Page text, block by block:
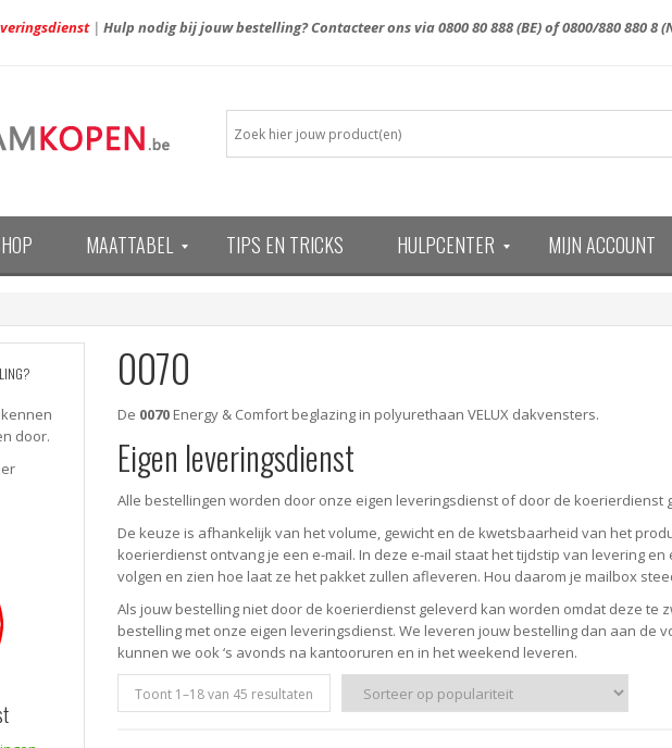
| Hulp nodig bij jouw bestelling? Contacteer ons via0800 80 888(BE) of0800/880 880 8
MAATTABEL TIPS EN TRICKS HULPCENTER MIJN ACCOUNT
door.
0070
De 0070 Energy & Comfort beglazing in polyurethaan VELUX dakvensters.
Eigen leveringsdienst
Alle bestellingen worden door onze eigen leveringsdienst of door de koerierdienst
De keuze is afhankelijk van het volume, gewicht en de kwetsbaarheid van het
koerierdienst ontvang je een e-mail. In deze e-mail staat het tijdstip van levering
volgen en zien hoe laat ze het pakket zullen afleveren. Hou daarom je mailbox
Als jouw bestelling niet door de koerierdienst geleverd kan worden omdat deze te
bestelling met onze eigen leveringsdienst. We leveren jouw bestelling dan aan de
kunnen we ook ‘s avonds na kantooruren en in het weekend leveren.
Toont 1–18van 45 resultaten